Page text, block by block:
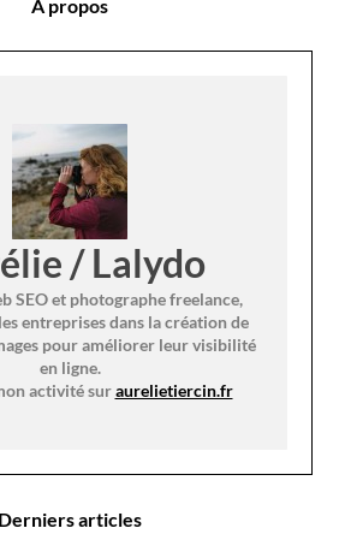
A propos
/ Lalydo
SEO et photographe freelance,
entreprises dans la création de
pour améliorer leur visibilité
en ligne.
activité suraurelietiercin.fr
Derniers articles